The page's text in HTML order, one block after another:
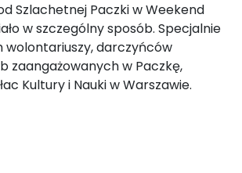
Szlachetnej Paczki w Weekend
w szczególny sposób. Specjalnie
wolontariuszy, darczyńców
zaangażowanych w Paczkę,
Kultury i Nauki w Warszawie.